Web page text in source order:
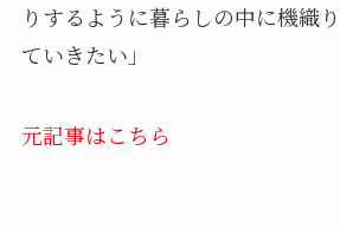
りするように暮らしの中に機織
ていきたい」
元記事はこちら